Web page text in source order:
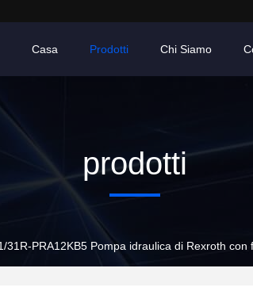
Casa Prodotti Chi Siamo
prodotti
31R-PRA12KB5 Pompa idraulica di Rexroth